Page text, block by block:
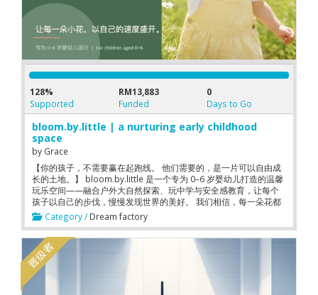
128%
Supported
RM13,883
Funded
0
Days to Go
bloom.by.little | a nurturing early childhood
space
by Grace
【你的孩子，不需要赢在起跑线。 他们需要的，是一片可以自由成
长的土地。】 bloom.by.little 是一个专为 0–6 岁婴幼儿打造的温馨
玩乐空间——融合户外大自然探索、玩中学与安全感教育，让每个
孩子以自己的步伐，慢慢发现世界的美好。 我们相信，每一朵花都
有自己盛开的时刻。
Category / Dream factory